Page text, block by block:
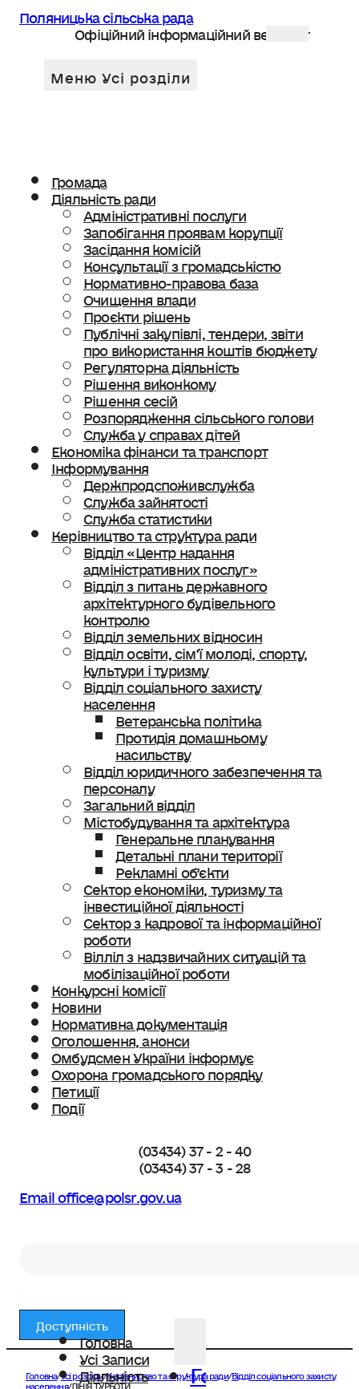
Поляницька сільська рада
Офіційний інформаційний веб сайт
Громада
Діяльність ради
Адміністративні послуги
Запобігання проявам корупції
Засідання комісій
Консультації з громадськістю
Нормативно-правова база
Очищення влади
Проєкти рішень
Публічні закупівлі, тендери, звіти
про використання коштів бюджету
Регуляторна діяльність
Рішення виконкому
Рішення сесій
Розпорядження сільського голови
Служба у справах дітей
Економіка фінанси та транспорт
Інформування
Держпродспоживслужба
Служба зайнятості
Служба статистики
Керівництво та структура ради
Відділ «Центр надання
адміністративних послуг»
Відділ з питань державного
архітектурного будівельного
контролю
Відділ земельних відносин
Відділ освіти, сімʼї молоді, спорту,
культури і туризму
Відділ соціального захисту
населення
Ветеранська політика
Протидія домашньому
насильству
Відділ юридичного забезпечення та
персоналу
Загальний відділ
Містобудування та архітектура
Генеральне планування
Детальні плани території
Рекламні об’єкти
Сектор економіки, туризму та
інвестиційної діяльності
Сектор з кадрової та інформаційної
роботи
Вілліл з надзвичайних ситуацій та
мобілізаційної роботи
Конкурсні комісії
Новини
Нормативна документація
Оголошення, анонси
Омбудсмен України інформує
Охорона громадського порядку
Петиції
Події
(03434) 37 - 2 - 40
(03434) 37 - 3 - 28
Email office@polsr.gov.ua
Головна
Усі Записи
Діяльність Головна
Доступність
Головна/Усі розділи/Керівництво та структура ради/Відділ соціального захисту
населення/ЛІНІЯ ТУРБОТИ